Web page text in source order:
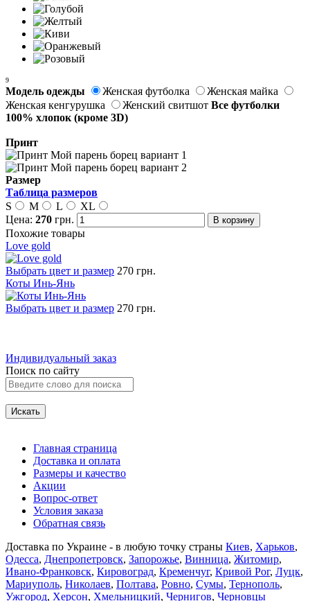
9
Модель одежды Женская футболка
Женская майка
Женская кенгурушка
Женский свитшот Все футболки
100% хлопок (кроме 3D)
Принт
Размер
Таблица размеров
S
M L
XL
Цена: 270 грн.
Похожие товары
Love gold
Выбрать цвет и размер 270 грн.
Коты Инь-Янь
Выбрать цвет и размер 270 грн.
Индивидуальный заказ
Поиск по сайту
Главная страница
Доставка и оплата
Размеры и качество
Акции
Вопрос-ответ
Условия заказа
Обратная связь
Доставка по Украине - в любую точку страны Киев, Харьков,
Одесса, Днепропетровск, Запорожье, Винница, Житомир,
Ивано-Франковск, Кировоград, Кременчуг, Кривой Рог, Луцк,
Мариуполь, Николаев, Полтава, Ровно, Сумы, Тернополь,
Ужгород, Херсон, Хмельницкий, Чернигов, Черновцы